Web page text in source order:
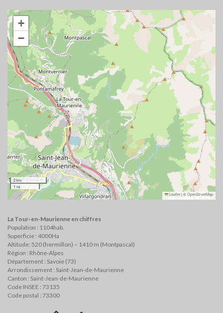
+
−
2 km
1 mi
Leaflet|©OpenStreetMap
La Tour-en-Maurienne en chiffres
Population : 1104hab.
Superficie : 4000Ha
Altitude: 520 (hermillon) – 1410 m (Montpascal)
Région : Rhône-Alpes
Département : Savoie (73)
Arrondissement : Saint-Jean-de-Maurienne
Canton : Saint-Jean-de-Maurienne
Code INSEE : 73135
Code postal : 73300